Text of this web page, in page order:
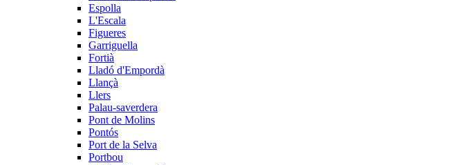
Espolla
L'Escala
Figueres
Garriguella
Fortià
Lladó d'Empordà
Llançà
Llers
Palau-saverdera
Pont de Molins
Pontós
Port de la Selva
Portbou